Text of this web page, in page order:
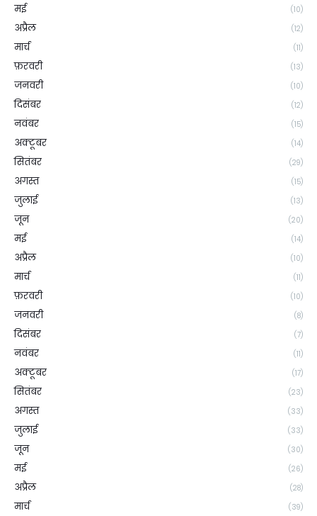
मई (10)
अप्रैल (12)
मार्च (11)
फ़रवरी (13)
जनवरी (10)
दिसंबर (12)
नवंबर (15)
अक्टूबर (14)
सितंबर (29)
अगस्त (15)
जुलाई (13)
जून (20)
मई (14)
अप्रैल (10)
मार्च (11)
फ़रवरी (10)
जनवरी (8)
दिसंबर (7)
नवंबर (11)
अक्टूबर (17)
सितंबर (23)
अगस्त (33)
जुलाई (33)
जून (30)
मई (26)
अप्रैल (28)
मार्च (39)